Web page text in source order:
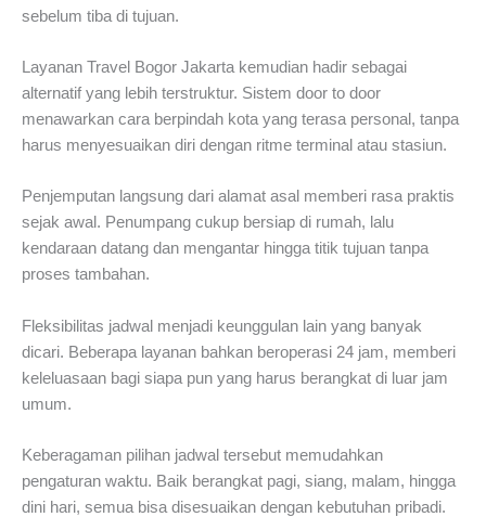
sebelum tiba di tujuan.
Layanan Travel Bogor Jakarta kemudian hadir sebagai
alternatif yang lebih terstruktur. Sistem door to door
menawarkan cara berpindah kota yang terasa personal, tanpa
harus menyesuaikan diri dengan ritme terminal atau stasiun.
Penjemputan langsung dari alamat asal memberi rasa praktis
sejak awal. Penumpang cukup bersiap di rumah, lalu
kendaraan datang dan mengantar hingga titik tujuan tanpa
proses tambahan.
Fleksibilitas jadwal menjadi keunggulan lain yang banyak
dicari. Beberapa layanan bahkan beroperasi 24 jam, memberi
keleluasaan bagi siapa pun yang harus berangkat di luar jam
umum.
Keberagaman pilihan jadwal tersebut memudahkan
pengaturan waktu. Baik berangkat pagi, siang, malam, hingga
dini hari, semua bisa disesuaikan dengan kebutuhan pribadi.